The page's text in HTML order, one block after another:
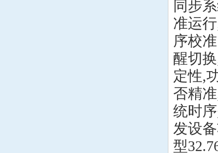
同步
准运
序校
醒切
定性,
否精
统时
发设
型